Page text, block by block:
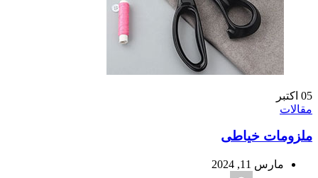
05 اکتبر
مقالات
ملزومات خیاطی
مارس 11, 2024